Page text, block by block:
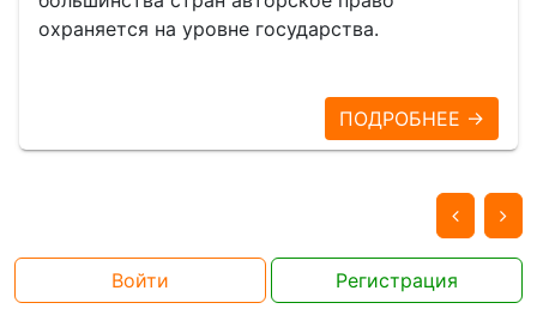
охраняется на уровне государства.
ПОДРОБНЕЕ →
Войти Регистрация